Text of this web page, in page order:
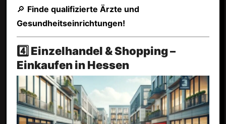
🔎 Finde qualifizierte Ärzte und
Gesundheitseinrichtungen!
4️⃣ Einzelhandel & Shopping –
Einkaufen in Hessen